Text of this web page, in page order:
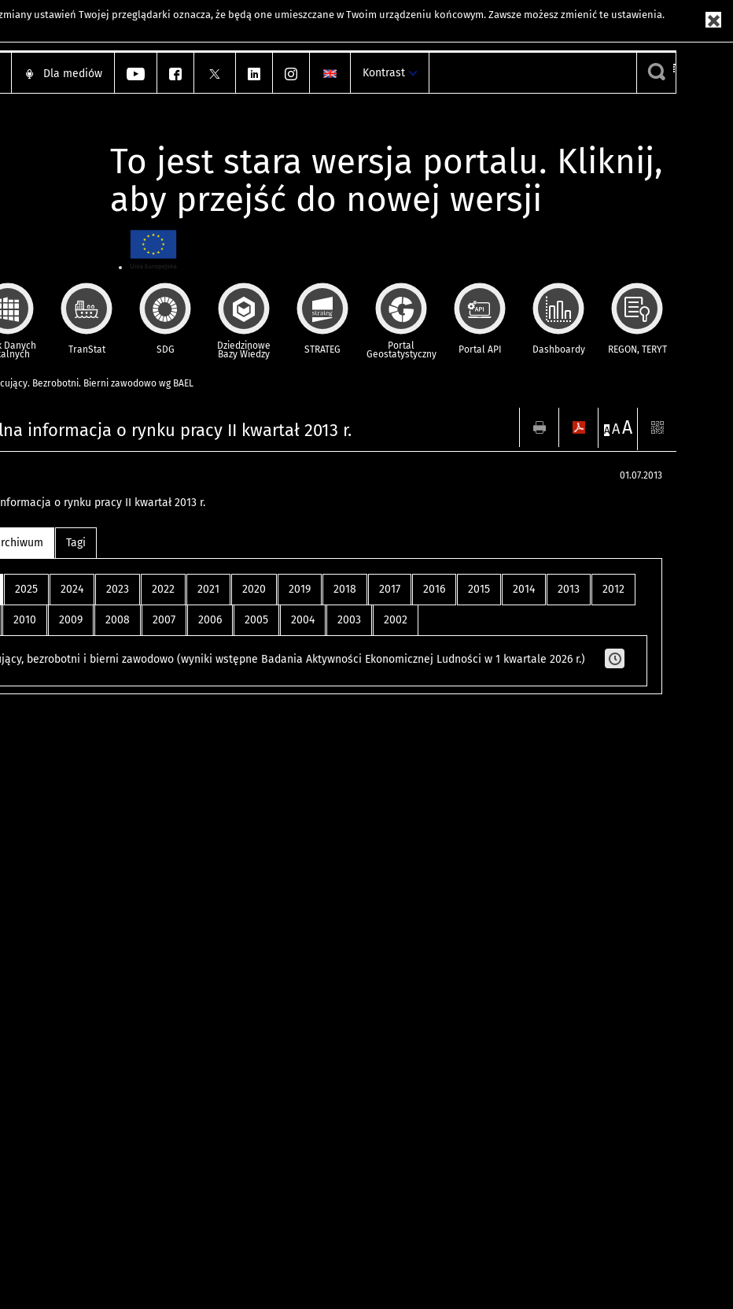
ustawień Twojej przeglądarki oznacza, że będą one umieszczane w Twoim urządzeniu końcowym. Zawsze możesz zmienić te ustawienia.
Dla mediów Kontrast
To jest stara wersja portalu. Kliknij,
aby przejść do nowej wersji
Danych TranStat SDG Dziedzinowe
Bazy Wiedzy STRATEG Portal
Geostatystyczny Portal API Dashboardy REGON, TERYT
Bezrobotni. Bierni zawodowo wg BAEL
informacja o rynku pracy II kwartał 2013 r. A AA
01.07.2013
o rynku pracy II kwartał 2013 r.
Tagi
2025 2024 2023 2022 2021 2020 2019 2018 2017 2016 2015 2014 2013 2012
2010 2009 2008 2007 2006 2005 2004 2003 2002
bezrobotni i bierni zawodowo (wyniki wstępne Badania Aktywności Ekonomicznej Ludności w 1 kwartale 2026 r.)